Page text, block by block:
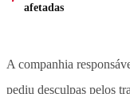
afetadas
A companhia
pediu desculpas pelos